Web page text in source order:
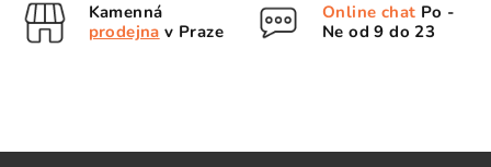
k
Kamenná
prodejna v Praze
Online chat Po -
Ne od 9 do 23